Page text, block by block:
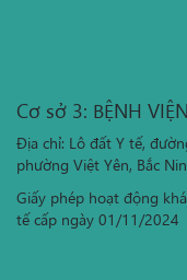
Cơ sở 3: BỆNH
Địa chỉ: Lô đất Y tế,
phường Việt Yên, Bắc
Giấy phép hoạt động
tế cấp ngày 01/11/2024